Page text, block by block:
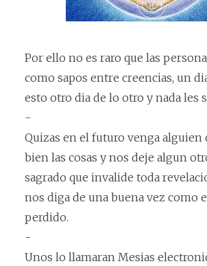
Por ello no es raro que las
como sapos entre creencias, un
esto otro dia de lo otro y nada les
-
Quizas en el futuro venga alguien
bien las cosas y nos deje algun
sagrado que invalide toda
nos diga de una buena vez como
perdido.
-
Unos lo llamaran Mesias